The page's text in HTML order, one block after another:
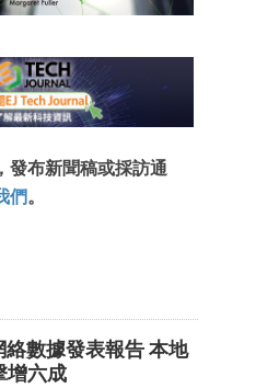
發布新聞稿或採訪通
們。
絡數據發表報告 本地
增六成